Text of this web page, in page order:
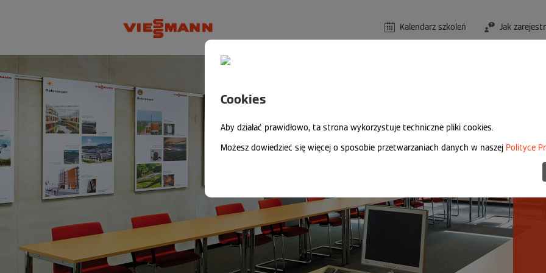
Cookies
Aby działać prawidłowo, ta strona wykorzystuje techniczne pliki cookies.
Możesz dowiedzieć się więcej o sposobie przetwarzaniach danych w naszej Polityce
Kalendarz szkoleń Jak